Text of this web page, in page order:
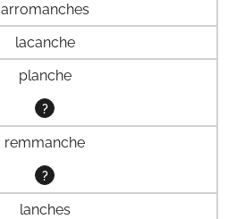
arromanches
lacanche
planche
?
remmanche
?
lanches